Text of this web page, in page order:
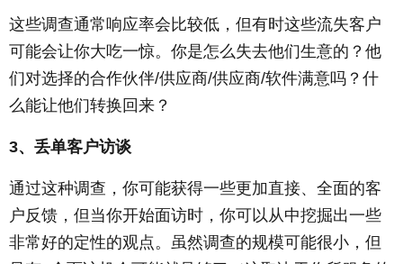
这些调查通常响应率会比较低，但有时这些流失客户
可能会让你大吃一惊。你是怎么失去他们生意的？他
们对选择的合作伙伴/供应商/供应商/软件满意吗？什
么能让他们转换回来？
3、丢单客户访谈
通过这种调查，你可能获得一些更加直接、全面的客
户反馈，但当你开始面访时，你可以从中挖掘出一些
非常好的定性的观点。虽然调查的规模可能很小，但